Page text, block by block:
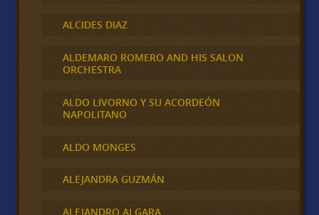
ALCIDES DIAZ
ALDEMARO ROMERO AND HIS SALON
ORCHESTRA
ALDO LIVORNO Y SU ACORDEÓN
NAPOLITANO
ALDO MONGES
ALEJANDRA GUZMÁN
ALEJANDRO ALGARA